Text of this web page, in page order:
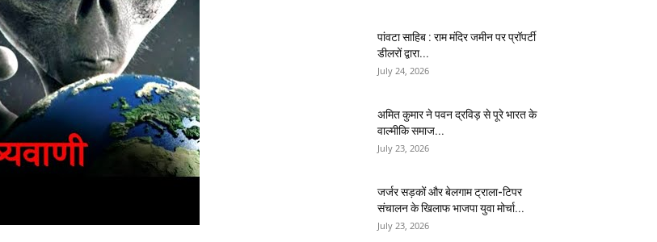
पांवटा साहिब : राम मंदिर जमीन पर प्रॉपर्टी
डीलरों द्वारा...
July 24, 2026
अमित कुमार ने पवन द्रविड़ से पूरे भारत के
वाल्मीकि समाज...
July 23, 2026
जर्जर सड़कों और बेलगाम ट्राला-टिपर
संचालन के खिलाफ भाजपा युवा मोर्चा...
July 23, 2026